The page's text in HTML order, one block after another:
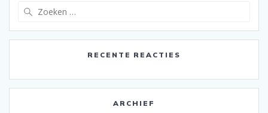
RECENTE REACTIES
ARCHIEF